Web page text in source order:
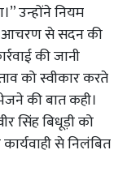
उन्होंने नियम
आचरण से सदन की
की जानी
को स्वीकार करते
की बात कही।
सिंह बिधूड़ी को
से निलंबित